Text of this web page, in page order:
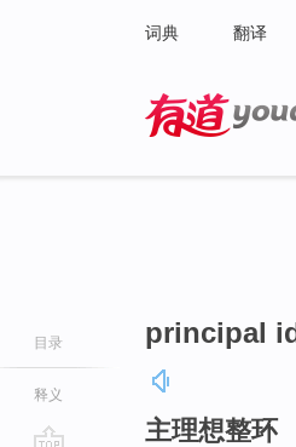
词典 翻译
目录
释义
principal
主理想整环